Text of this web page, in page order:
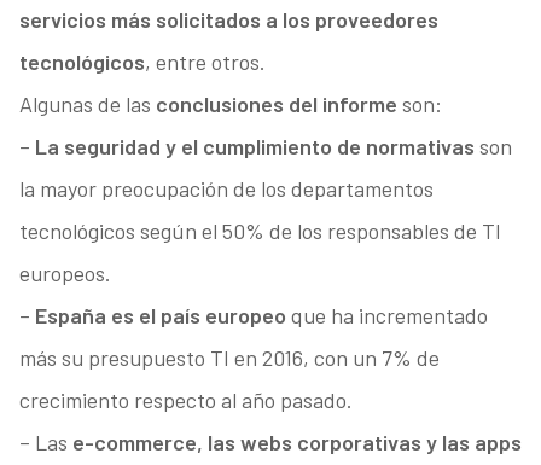
servicios más solicitados a los proveedores
tecnológicos, entre otros.
Algunas de las conclusiones del informe son:
– La seguridad y el cumplimiento de normativas son
la mayor preocupación de los departamentos
tecnológicos según el 50% de los responsables de TI
europeos.
– España es el país europeo que ha incrementado
más su presupuesto TI en 2016, con un 7% de
crecimiento respecto al año pasado.
– Las e-commerce, las webs corporativas y las apps